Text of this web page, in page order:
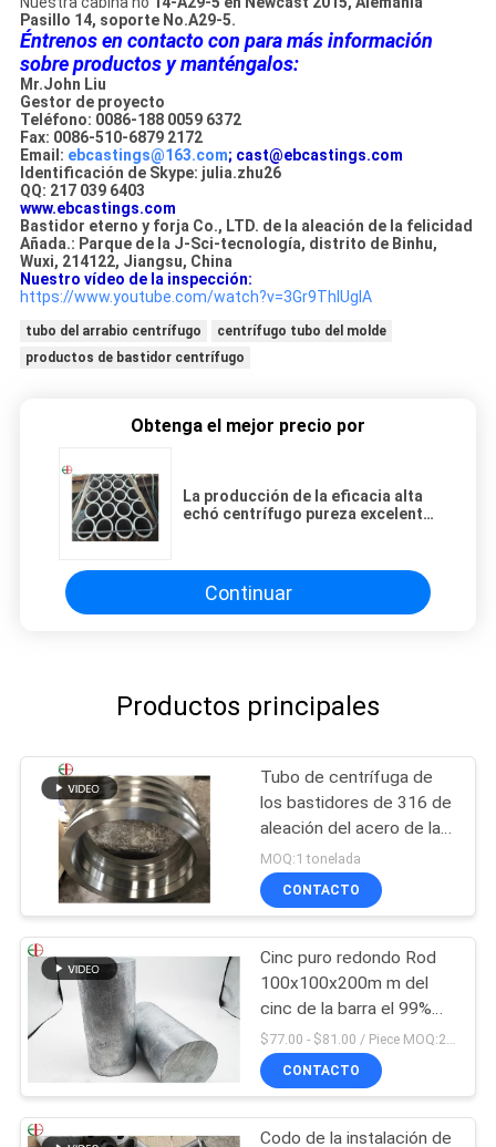
Pasillo 14, soporte No.A29-5.
Éntrenos en contacto con para más información
sobre productos y manténgalos:
Mr.John Liu
Gestor de proyecto
Teléfono: 0086-188 0059 6372
Fax: 0086-510-6879 2172
Email: ebcastings@163.com; cast@ebcastings.com
Identificación de Skype: julia.zhu26
QQ: 217 039 6403
www.ebcastings.com
Bastidor eterno y forja Co., LTD. de la aleación de la felicidad
Añada.: Parque de la J-Sci-tecnología, distrito de Binhu,
Wuxi, 214122, Jiangsu, China
Nuestro vídeo de la inspección:
https://www.youtube.com/watch?v=3Gr9ThIUgIA
tubo del arrabio centrífugo
centrífugo tubo del molde
productos de bastidor centrífugo
Obtenga el mejor precio por
La producción de la eficacia alta
echó centrífugo pureza excelente
Continuar
Productos principales
Tubo de centrífuga de
los bastidores de 316 de
aleación del acero de la
forja tubos inoxidables y
del anillo EB28028
MOQ:1 tonelada
CONTACTO
Cinc puro redondo Rod
100x100x200m m del
cinc de la barra el 99%
del cinc de la pureza
elevada
CONTACTO
Codo de la instalación de